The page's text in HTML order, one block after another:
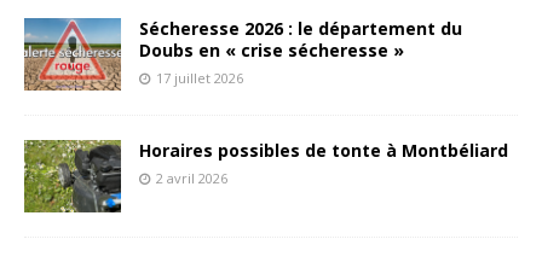
Sécheresse 2026 : le département du
Doubs en « crise sécheresse »
17 juillet 2026
Horaires possibles de tonte à Montbéliard
2 avril 2026